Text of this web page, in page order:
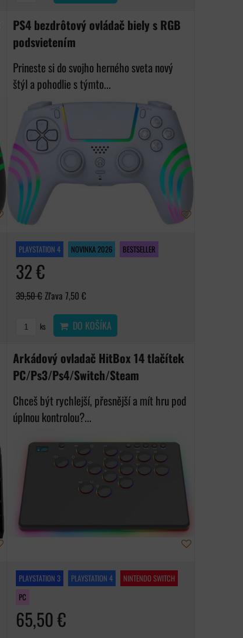
PS4 bezdrôtový ovládač biely s RGB
podsvietením
Prineste si do svojho herného sveta nový
štýl a pohodlie s týmto...
PLAYSTATION 4 NOVINKA 2026 BESTSELLER
32 €
39,50 €Zľava 7,50 €
ks DO KOŠÍKA
Arkádový ovladač HitBox 14 tlačítek
PC/Ps3/Ps4/Switch/Steam
Chceš být rychlejší, přesnější a mít hru pod
úplnou kontrolou?...
PLAYSTATION 3 PLAYSTATION 4
NINTENDO SWITCH
PC
65,50 €